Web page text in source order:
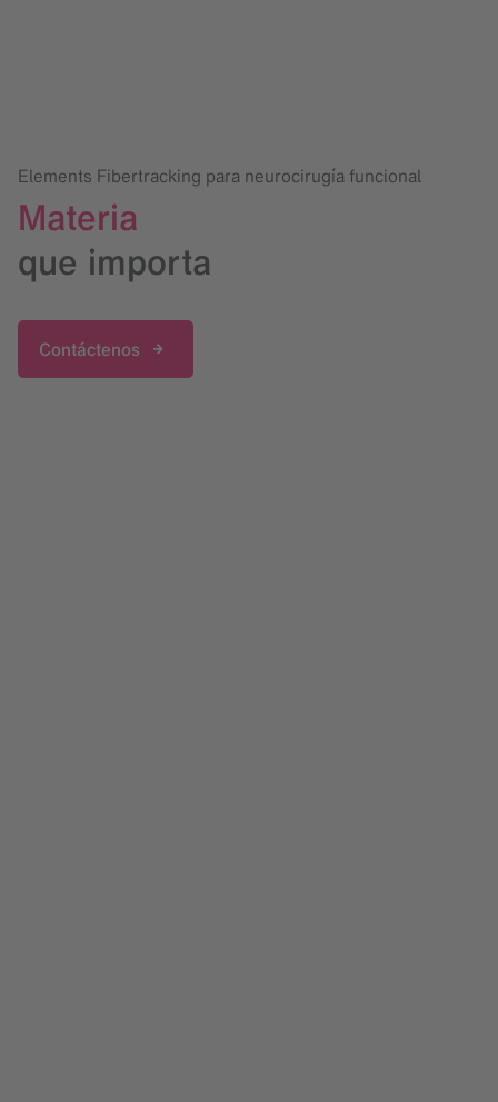
Elements Fibertracking para neurocirugía funcional
Materia
que importa
Contáctenos